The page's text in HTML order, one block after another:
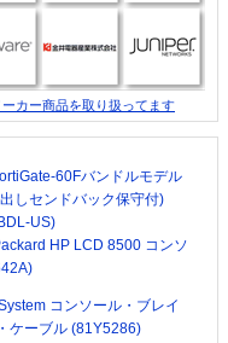
カー商品を取り扱ってます
60Fバンドルモデル
しセンドバック保守付)
US)
HP LCD 8500 コンソ
コンソール・ブレイ
ケーブル (81Y5286)